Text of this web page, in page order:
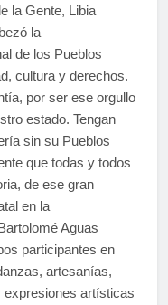
la Gente, Libia
la
de los Pueblos
cultura y derechos.
por ser ese orgullo
estado. Tengan
sin su Pueblos
que todas y todos
de ese gran
en la
Aguas
participantes en
artesanías,
artísticas